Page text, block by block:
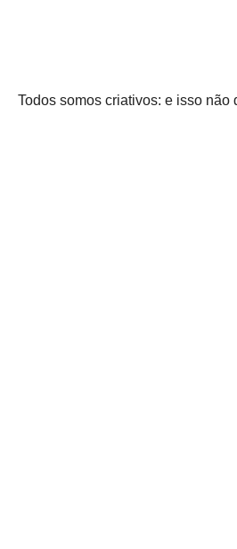
Todos somos criativos: e isso não